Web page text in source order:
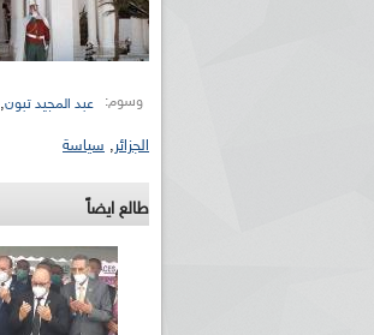
وسوم: عبد المجيد تبون,
الجزائر, سياسة
طالع ايضاً